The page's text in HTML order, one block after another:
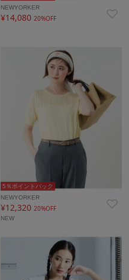
NEWYORKER
¥14,08020%OFF
5％ポイントバック
NEWYORKER
¥12,320 20%OFF
NEW